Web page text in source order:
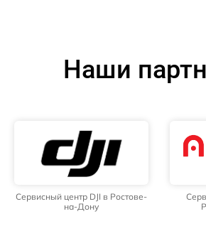
Наши
Сервисный центр DJI в Ростове-
на-Дону